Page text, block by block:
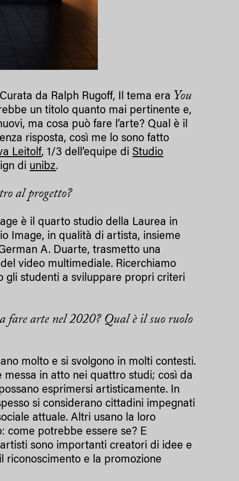
da Ralph Rugoff, Il tema era You
un titolo quanto mai pertinente e,
ma cosa può fare l’arte? Qual è il
risposta, così me lo sono fatto
Leitolf, 1/3 dell’equipe di Studio
di unibz.
al progetto?
è il quarto studio della Laurea in
Image, in qualità di artista, insieme
A. Duarte, trasmetto una
video multimediale. Ricerchiamo
gli studenti a sviluppare propri criteri
fare arte nel 2020? Qual è il suo ruolo
molto e si svolgono in molti contesti.
in atto nei quattro studi; così da
esprimersi artisticamente. In
si considerano cittadini impegnati
attuale. Altri usano la loro
come potrebbe essere se? E
sono importanti creatori di idee e
e la promozione